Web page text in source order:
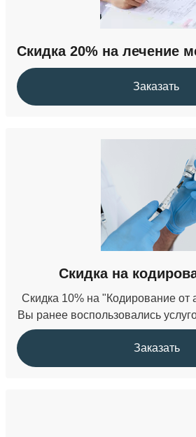
Скидка 20% на лечение
Заказать
Скидка на
Скидка 10% на "Кодирование от
Вы ранее воспользовались
Заказать